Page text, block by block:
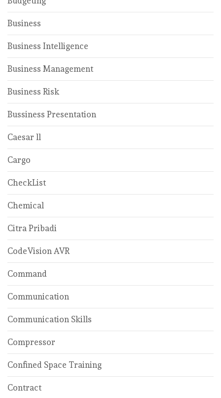
Business
Business Intelligence
Business Management
Business Risk
Bussiness Presentation
Caesar ll
Cargo
CheckList
Chemical
Citra Pribadi
CodeVision AVR
Command
Communication
Communication Skills
Compressor
Confined Space Training
Contract